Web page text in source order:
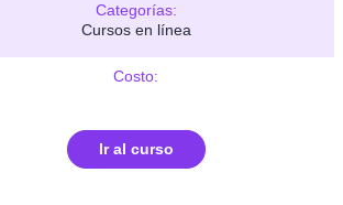
Categorías:
Cursos en línea
Costo:
Ir al curso